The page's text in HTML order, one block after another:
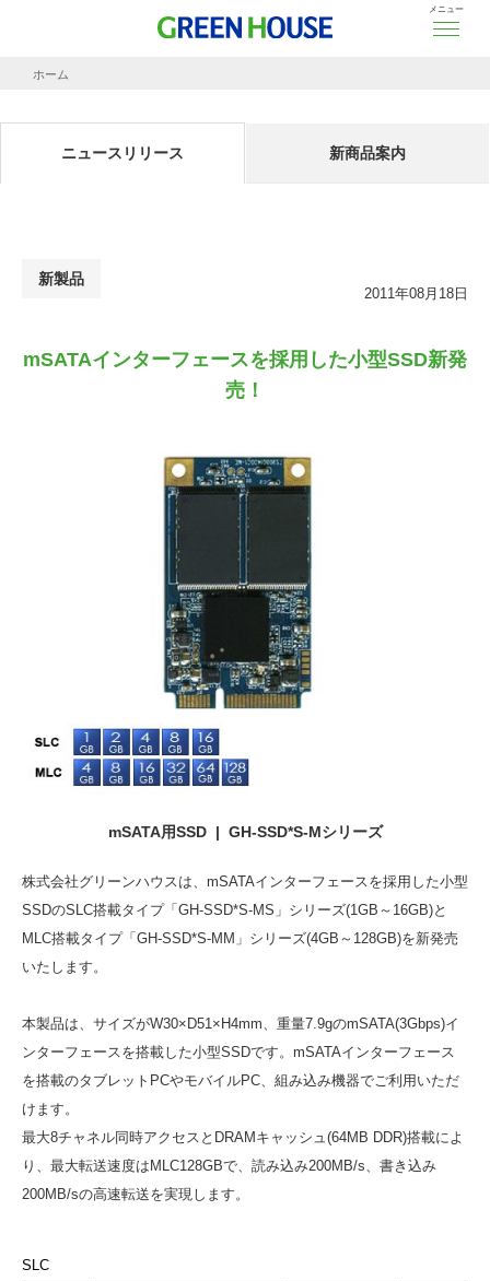
メニュー
ホーム
ニュースリリース 新商品案内
新製品
2011年08月18日
mSATAインターフェースを採用した小型SSD新発
売！
mSATA用SSD | GH-SSD*S-Mシリーズ
株式会社グリーンハウスは、mSATAインターフェースを採用した小型
SSDのSLC搭載タイプ「GH-SSD*S-MS」シリーズ(1GB～16GB)と
MLC搭載タイプ「GH-SSD*S-MM」シリーズ(4GB～128GB)を新発売
いたします。
本製品は、サイズがW30×D51×H4mm、重量7.9gのmSATA(3Gbps)イ
ンターフェースを搭載した小型SSDです。mSATAインターフェース
を搭載のタブレットPCやモバイルPC、組み込み機器でご利用いただ
けます。
最大8チャネル同時アクセスとDRAMキャッシュ(64MB DDR)搭載によ
り、最大転送速度はMLC128GBで、読み込み200MB/s、書き込み
200MB/sの高速転送を実現します。
SLC